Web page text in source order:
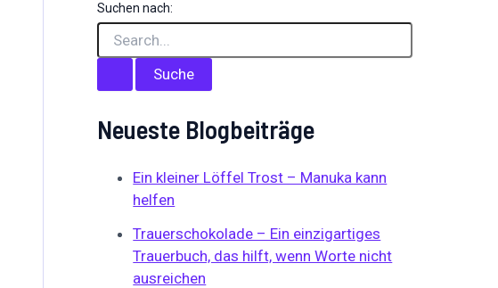
Suchen nach:
Neueste Blogbeiträge
Ein kleiner Löffel Trost – Manuka kann
helfen
Trauerschokolade – Ein einzigartiges
Trauerbuch, das hilft, wenn Worte nicht
ausreichen